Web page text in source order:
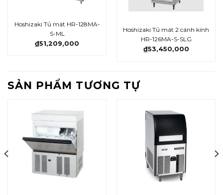
Hoshizaki Tủ mát HR-128MA-
S-ML
₫51,209,000
Hoshizaki Tủ mát 2 cánh kính
HR-126MA-S-SLG
₫53,450,000
SẢN PHẨM TƯƠNG TỰ